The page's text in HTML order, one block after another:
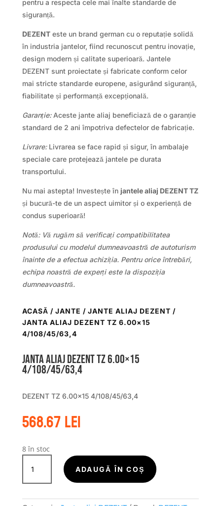
pentru a respecta cele mai înalte standarde de
siguranță.
DEZENTeste un brand german cu o reputație solidă
în industria jantelor, fiind recunoscut pentru inovație,
design modern și calitate superioară. Jantele
DEZENT sunt proiectate și fabricate conform celor
mai stricte standarde europene, asigurând siguranță,
fiabilitate și performanță excepțională.
Garanție:Aceste jante aliaj beneficiază de o garanție
standard de 2 ani împotriva defectelor de fabricație.
Livrare:Livrarea se face rapid și sigur, în ambalaje
speciale care protejează jantele pe durata
transportului.
Nu mai astepta! Investește în jantele aliaj DEZENT TZ
și bucură-te de un aspect uimitor și o experiență de
condus superioară!
Notă: Vă rugăm să verificați compatibilitatea
produsului cu modelul dumneavoastră de autoturism
înainte de a efectua achiziția. Pentru orice întrebări,
echipa noastră de experți este la dispoziția
dumneavoastră.
ACASĂ / JANTE / JANTE ALIAJ DEZENT /
JANTA ALIAJ DEZENT TZ 6.00×15
4/108/45/63,4
Janta aliaj DEZENT TZ 6.00×15
4/108/45/63,4
DEZENT TZ 6.00×15 4/108/45/63,4
568.67lei
8 în stoc
Cantitate
Janta
aliaj
ADAUGĂ ÎN COȘ